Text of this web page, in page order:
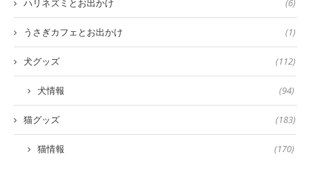
ハリネズミとお出かけ (6)
うさぎカフェとお出かけ (1)
犬グッズ (112)
犬情報 (94)
猫グッズ (183)
猫情報 (170)